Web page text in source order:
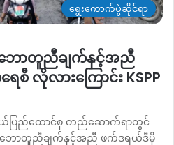
ရွေးကောက်ပွဲဆိုင်ရာ
ောတူညီချက်နှင့်အညီ
လိုလားကြောင်း KSPP
ပြည်ထောင်စု တည်ဆောက်ရာတွင်
ဘောတူညီချက်နှင့်အညီ ဖက်ဒရယ်ဒီမို